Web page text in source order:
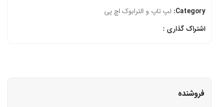
Category: لپ تاپ و الترابوک اچ‌ پی
اشتراک گذاری :
فروشنده